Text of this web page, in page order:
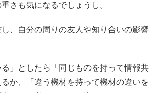
さも気になるでしょうし。
、自分の周りの友人や知り合いの影響
る」としたら「同じものを持って情報共
か、「違う機材を持って機材の違いを